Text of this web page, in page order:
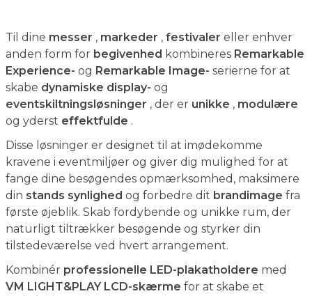
Til dine messer , markeder , festivaler eller enhver
anden form for begivenhed kombineres Remarkable
Experience- og Remarkable Image- serierne for at
skabe dynamiske display- og
eventskiltningsløsninger , der er unikke , modulære
og yderst effektfulde .
Disse løsninger er designet til at imødekomme
kravene i eventmiljøer og giver dig mulighed for at
fange dine besøgendes opmærksomhed, maksimere
din stands synlighed og forbedre dit brandimage fra
første øjeblik. Skab fordybende og unikke rum, der
naturligt tiltrækker besøgende og styrker din
tilstedeværelse ved hvert arrangement.
Kombinér professionelle LED-plakatholdere med
VM LIGHT&PLAY LCD-skærme for at skabe et